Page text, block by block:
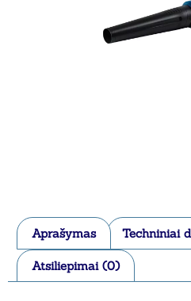
Aprašymas Techniniai
Atsiliepimai (0)